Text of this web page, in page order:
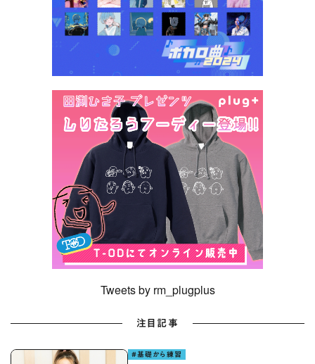
Tweets by rm_plugplus
注目記事
#基礎から練習